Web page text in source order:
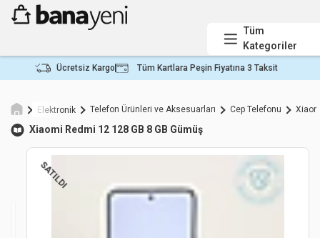
Tüm
Kategoriler
Ücretsiz Kargo Tüm Kartlara Peşin Fiyatına 3 Taksit
Elektronik Telefon Ürünleri ve Aksesuarları Cep Telefonu
Xiaomi Redmi 12 128 GB 8 GB Gümüş
SATILDI